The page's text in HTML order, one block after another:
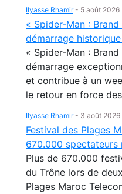
Ilyasse Rhamir- 5 août 2026
« Spider-Man :
démarrage
« Spider-Man :
démarrage
et contribue à un
le retour en force
Ilyasse Rhamir- 3 août 2026
Festival des Plages
670.000 spectateurs
Plus de 670.000
du Trône lors de
Plages Maroc